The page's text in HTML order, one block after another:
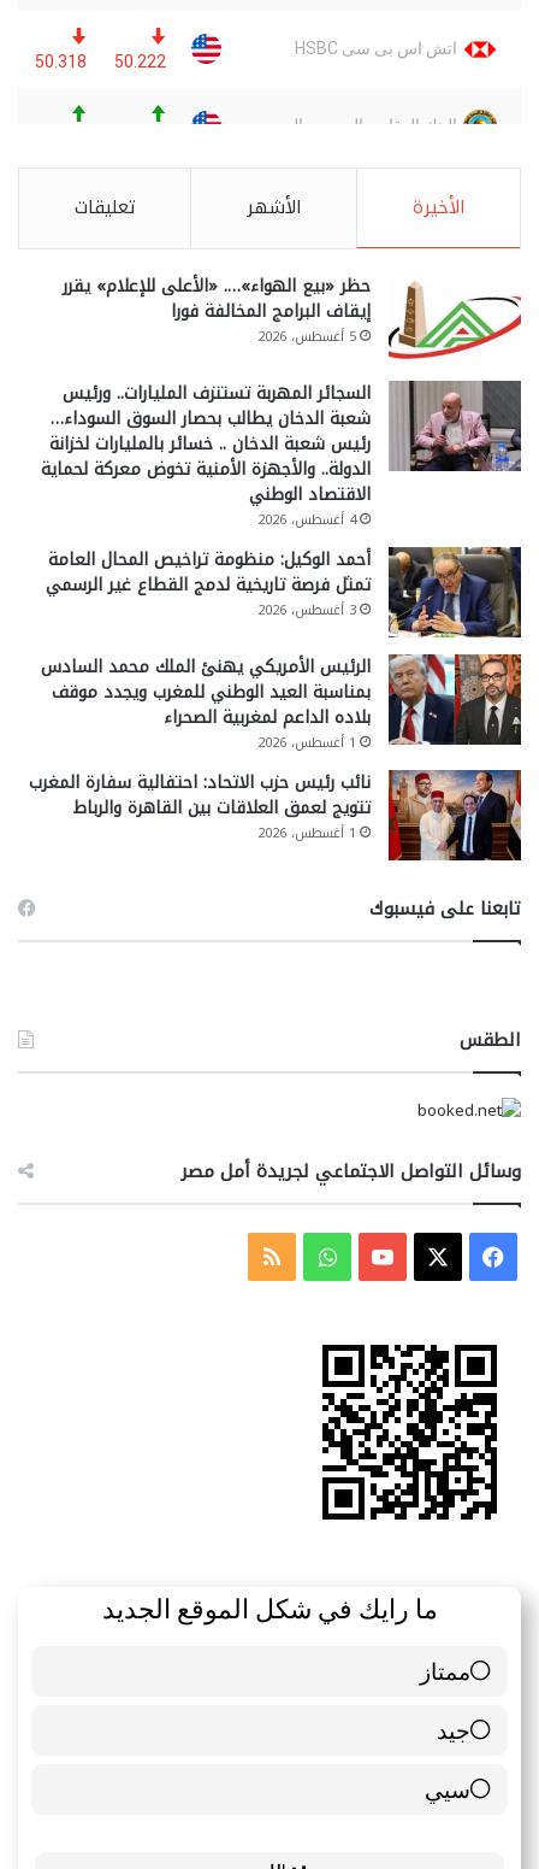
الأخيرة الأشهر تعليقات
حظر «بيع الهواء»…. «الأعلى للإعلام» يقرر
إيقاف البرامج المخالفة فورا
5 أغسطس، 2026
السجائر المهربة تستنزف المليارات.. ورئيس
شعبة الدخان يطالب بحصار السوق السوداء…
رئيس شعبة الدخان .. خسائر بالمليارات لخزانة
الدولة.. والأجهزة الأمنية تخوض معركة لحماية
الاقتصاد الوطني
4 أغسطس، 2026
أحمد الوكيل: منظومة تراخيص المحال العامة
تمثل فرصة تاريخية لدمج القطاع غير الرسمي
3 أغسطس، 2026
الرئيس الأمريكي يهنئ الملك محمد السادس
بمناسبة العيد الوطني للمغرب ويجدد موقف
بلاده الداعم لمغربية الصحراء
1 أغسطس، 2026
نائب رئيس حزب الاتحاد: احتفالية سفارة المغرب
تتويج لعمق العلاقات بين القاهرة والرباط
1 أغسطس، 2026
تابعنا على فيسبوك
الطقس
وسائل التواصل الاجتماعي لجريدة أمل مصر
فيسبوك ‫YouTubeواتسابملخص
ما رايك في شكل الموقع الجديد
ممتاز
6 ( 85.71 % )
جيد
0 ( 0 % )
سيي
1 ( 14.29 % )